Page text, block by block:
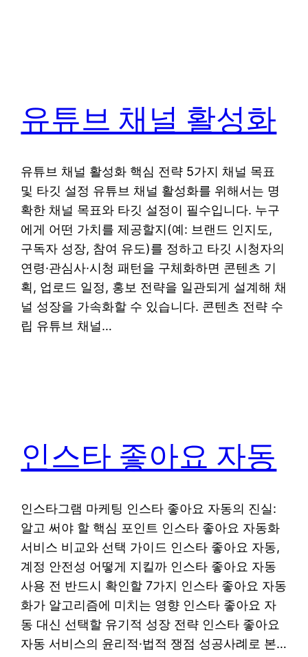
유튜브 채널 활성화
유튜브 채널 활성화 핵심 전략 5가지 채널 목표
및 타깃 설정 유튜브 채널 활성화를 위해서는 명
확한 채널 목표와 타깃 설정이 필수입니다. 누구
에게 어떤 가치를 제공할지(예: 브랜드 인지도,
구독자 성장, 참여 유도)를 정하고 타깃 시청자의
연령·관심사·시청 패턴을 구체화하면 콘텐츠 기
획, 업로드 일정, 홍보 전략을 일관되게 설계해 채
널 성장을 가속화할 수 있습니다. 콘텐츠 전략 수
립 유튜브 채널…
인스타 좋아요 자동
인스타그램 마케팅 인스타 좋아요 자동의 진실:
알고 써야 할 핵심 포인트 인스타 좋아요 자동화
서비스 비교와 선택 가이드 인스타 좋아요 자동,
계정 안전성 어떻게 지킬까 인스타 좋아요 자동
사용 전 반드시 확인할 7가지 인스타 좋아요 자동
화가 알고리즘에 미치는 영향 인스타 좋아요 자
동 대신 선택할 유기적 성장 전략 인스타 좋아요
자동 서비스의 윤리적·법적 쟁점 성공사례로 본…